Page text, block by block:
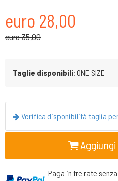
euro 28,00
euro 35,00
Taglie disponibili: ONE SIZE
Verifica disponibilità taglia
Paga in tre rate